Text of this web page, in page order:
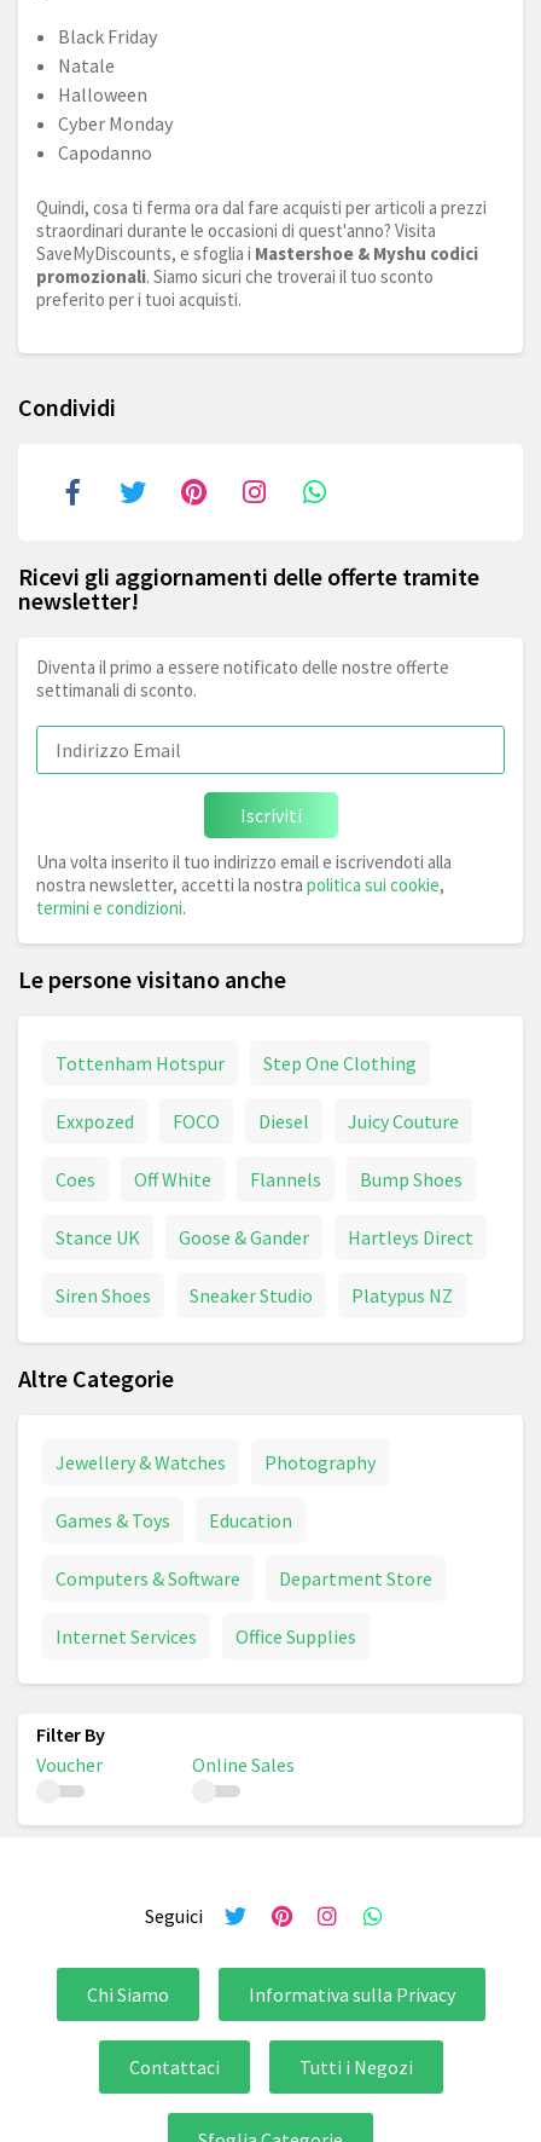
Black Friday
Natale
Halloween
Cyber Monday
Capodanno
Quindi, cosa ti ferma ora dal fare acquisti per articoli a prezzi
straordinari durante le occasioni di quest'anno? Visita
SaveMyDiscounts, e sfoglia i Mastershoe & Myshu codici
promozionali. Siamo sicuri che troverai il tuo sconto
preferito per i tuoi acquisti.
Condividi
Ricevi gli aggiornamenti delle offerte tramite
newsletter!
Diventa il primo a essere notificato delle nostre offerte
settimanali di sconto.
Iscriviti
Una volta inserito il tuo indirizzo email e iscrivendoti alla
nostra newsletter, accetti la nostra politica sui cookie,
termini e condizioni.
Le persone visitano anche
Tottenham Hotspur Step One Clothing
Exxpozed FOCO Diesel Juicy Couture
Coes Off White Flannels Bump Shoes
Stance UK Goose & Gander Hartleys Direct
Siren Shoes Sneaker Studio Platypus NZ
Altre Categorie
Jewellery & Watches Photography
Games & Toys Education
Computers & Software Department Store
Internet Services Office Supplies
Voucher Online Sales
Seguici
Chi Siamo Informativa sulla Privacy
Contattaci Tutti i Negozi